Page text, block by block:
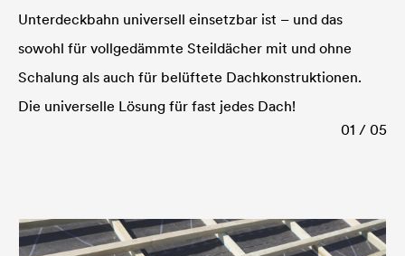
Unterdeckbahn universell einsetzbar ist – und das
sowohl für vollgedämmte Steildächer mit und ohne
Schalung als auch für belüftete Dachkonstruktionen.
Die universelle Lösung für fast jedes Dach!
01 / 05